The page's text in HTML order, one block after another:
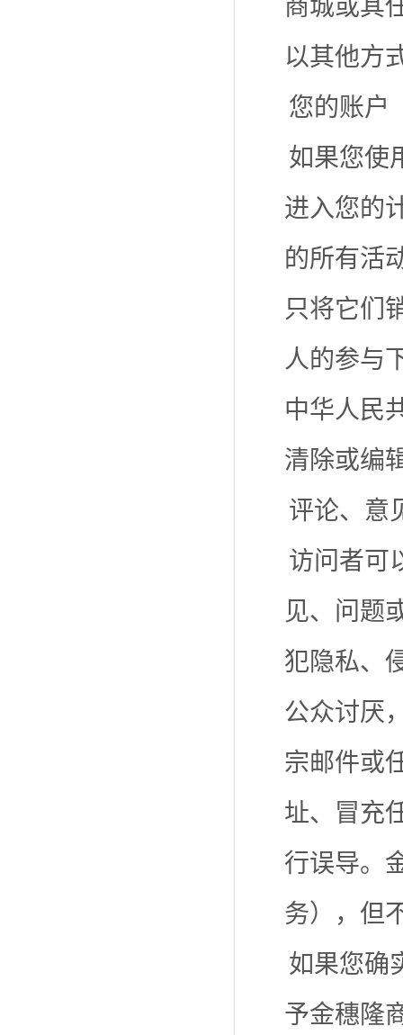
商城或其
以其他方
您的账户
如果您使
进入您的
的所有活
只将它们
人的参与
中华人民
清除或编
评论、意
访问者可
见、问题
犯隐私、
公众讨厌
宗邮件或
址、冒充
行误导。
务），但
如果您确
予金穗隆